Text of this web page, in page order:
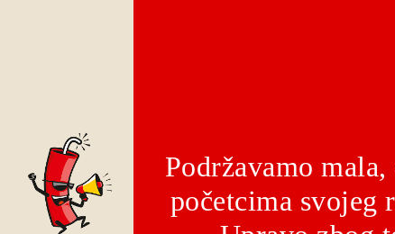
Podržavamo
početcima svojeg